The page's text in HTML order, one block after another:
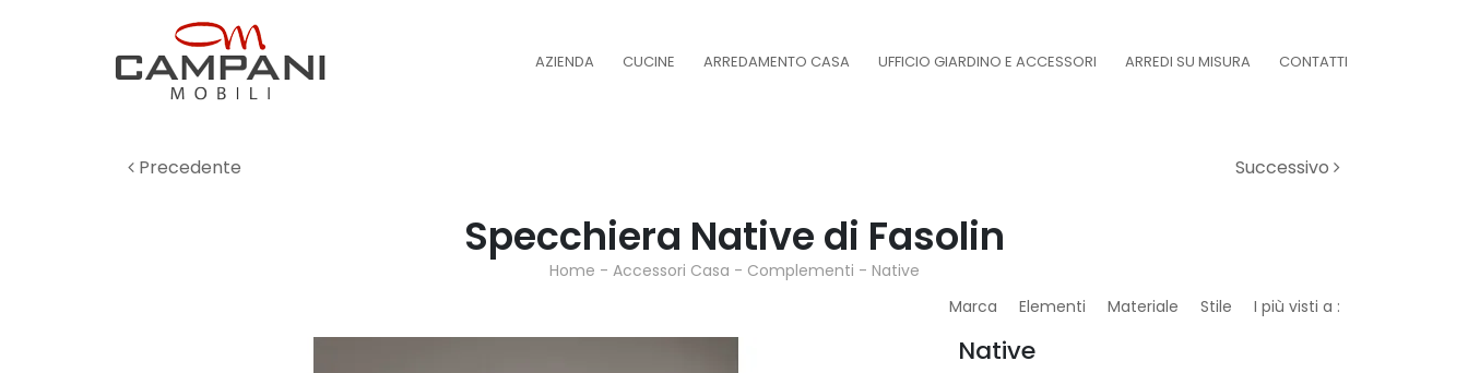
AZIENDA CUCINE ARREDAMENTO CASA UFFICIO GIARDINO E ACCESSORI ARREDI SU MISURA CONTATTI
Precedente Successivo
Specchiera Native di Fasolin
Home - Accessori Casa - Complementi - Native
Marca
Elementi Materiale Stile I più visti a :
Native